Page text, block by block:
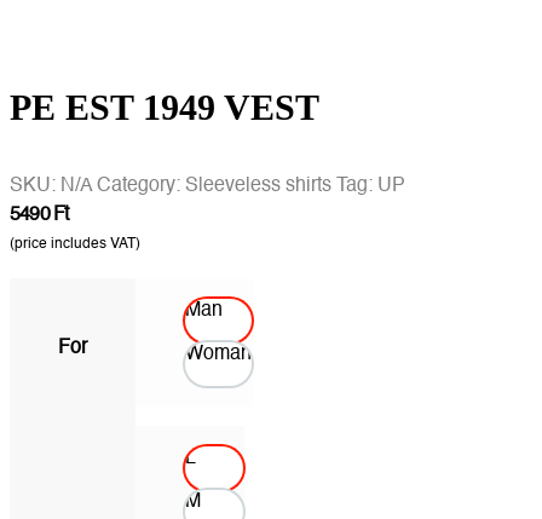
PE EST 1949 VEST
SKU: N/A Category: Sleeveless shirts Tag: UP
5490 Ft
(price includes VAT)
For
Man
Woman
L
M